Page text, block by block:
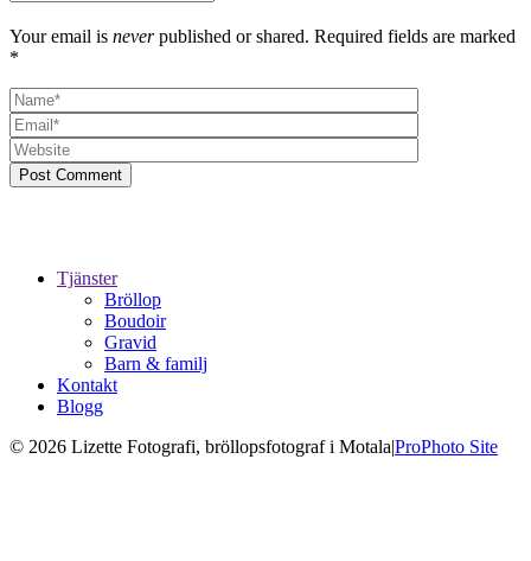
Your email is neverpublished or shared. Required fields are marked
*
Post Comment
Tjänster
Bröllop
Boudoir
Gravid
Barn & familj
Kontakt
Blogg
© 2026 Lizette Fotografi, bröllopsfotograf i Motala|ProPhoto Site